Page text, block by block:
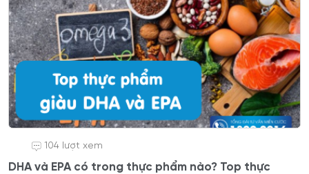
104 lượt xem
DHA và EPA có trong thực phẩm nào? Top thực